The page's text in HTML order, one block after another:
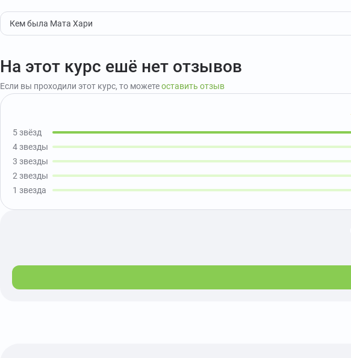
Кем была Мата Хари
На этот курс ешё нет отзывов
Если вы проходили этот курс, то можетеоставить отзыв
5 звёзд
4 звезды
3 звезды
2 звезды
1 звезда